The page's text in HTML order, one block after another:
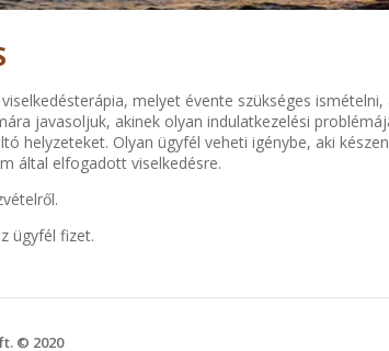
melyet évente szükséges ismételni,
javasoljuk, akinek olyan indulatkezelési
helyzeteket. Olyan ügyfél veheti igénybe, aki
által elfogadott viselkedésre.
ügyfél fizet.
© 2020